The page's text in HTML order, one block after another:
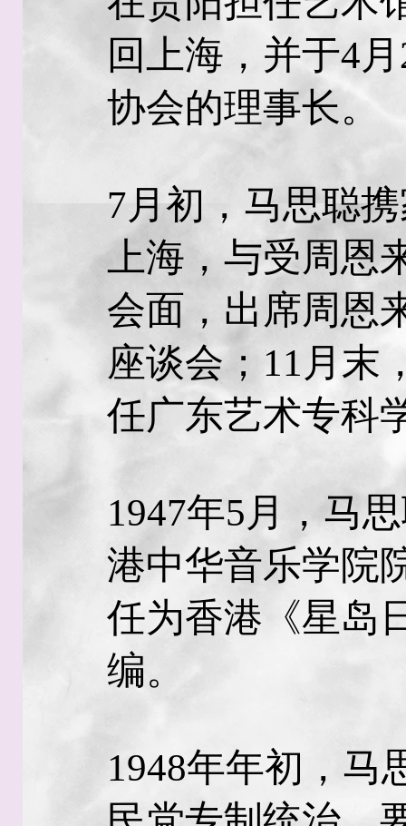
回上海，并于4
协会的理事长。
7月初，马思聪
上海，与受周恩
会面，出席周恩
座谈会；11月末
任广东艺术专科
1947年5月，马
港中华音乐学院
任为香港《星岛
编。
1948年年初，马